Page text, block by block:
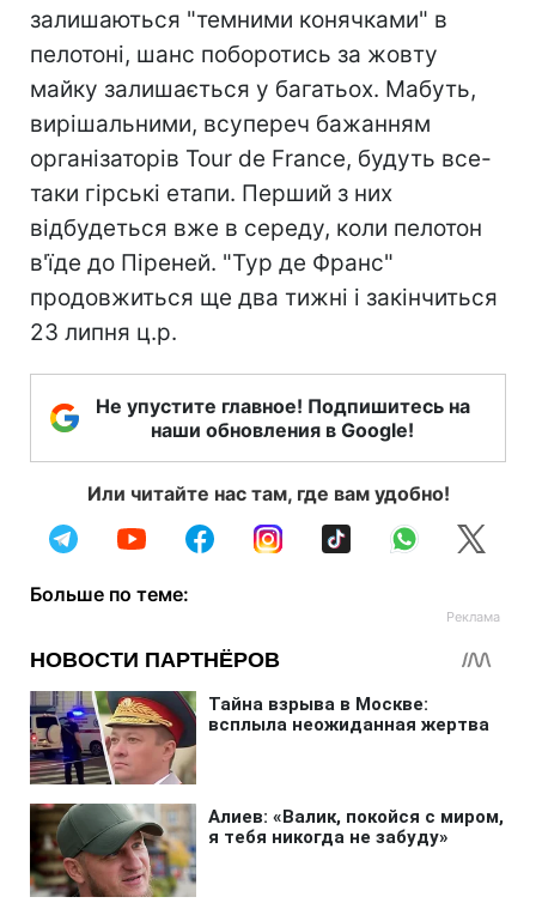
залишаються "темними конячками" в
пелотоні, шанс поборотись за жовту
майку залишається у багатьох. Мабуть,
вирішальними, всупереч бажанням
організаторів Tour de France, будуть все-
таки гірські етапи. Перший з них
відбудеться вже в середу, коли пелотон
в'їде до Піреней. "Тур де Франс"
продовжиться ще два тижні і закінчиться
23 липня ц.р.
Не упустите главное! Подпишитесь на
наши обновления в Google!
Или читайте нас там, где вам удобно!
Больше по теме: